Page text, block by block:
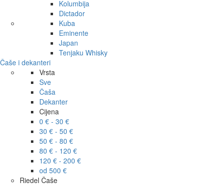
Kolumbija
Dictador
Kuba
Eminente
Japan
Tenjaku Whisky
Čaše i dekanteri
Vrsta
Sve
Čaša
Dekanter
Cijena
0 € - 30 €
30 € - 50 €
50 € - 80 €
80 € - 120 €
120 € - 200 €
od 500 €
Riedel Čaše